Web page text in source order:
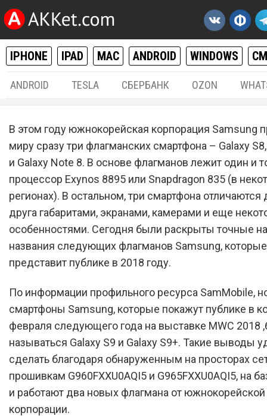
IPHONE IPAD MAC ANDROID WINDOWS
ANDROID TESLA СБЕРБАНК OZON
Раскрыты настоящие
следующих флагманов
Samsung
В этом году южнокорейская корпорация Samsung
миру сразу три флагманских смартфона – Galaxy
и Galaxy Note 8. В основе флагманов лежит один и
процессор Exynos 8895 или Snapdragon 835 (в
регионах). В остальном, три смартфона отличаются
друга габаритами, экранами, камерами и еще
особенностями. Сегодня были раскрыты точные
названия следующих флагманов Samsung,
представит публике в 2018 году.
По информации профильного ресурса SamMobile,
смартфоны Samsung, которые покажут публике в
февраля следующего года на выставке MWC 2018
называться Galaxy S9 и Galaxy S9+. Такие выводы
сделать благодаря обнаруженным на просторах
прошивкам G960FXXU0AQI5 и G965FXXU0AQI5, на
и работают два новых флагмана от южнокорейской
корпорации.